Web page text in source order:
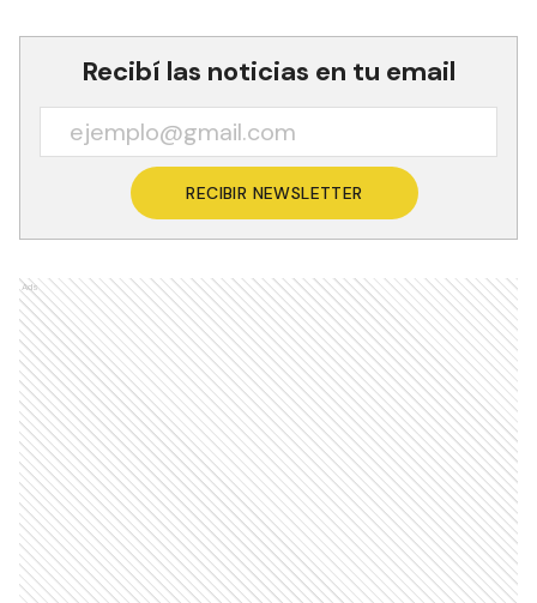
Recibí las noticias en tu email
RECIBIR NEWSLETTER
Ads